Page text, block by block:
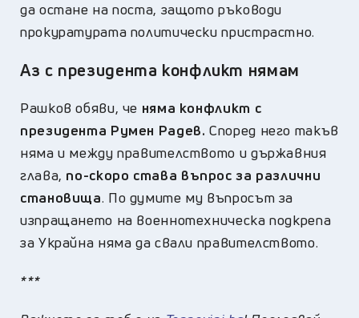
да остане на поста, защото ръководи
прокуратурата политически пристрастно.
Аз с президента конфликт нямам
Рашков обяви, че няма конфликт с
президента Румен Радев. Според него такъв
няма и между правителството и държавния
глава, по-скоро става въпрос за различни
становища. По думите му въпросът за
изпращането на военнотехническа подкрепа
за Украйна няма да свали правителството.
***